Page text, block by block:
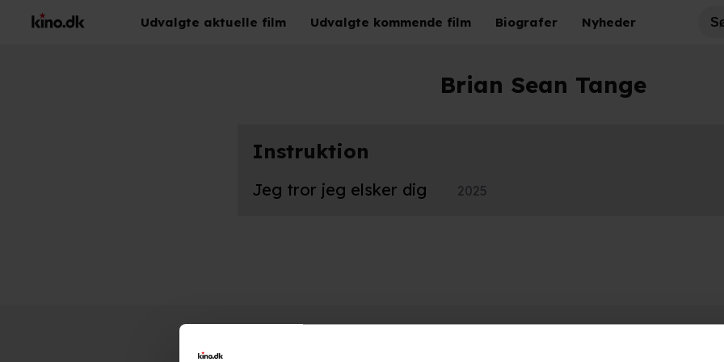
Udvalgte aktuelle film Udvalgte kommende film Biografer Nyheder
Brian Sean Tange
Instruktion
Jeg tror jeg elsker dig 2025
Hold dig opdateret